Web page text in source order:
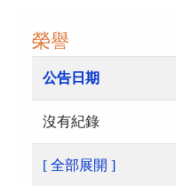
榮譽
公告日期
沒有紀錄
[ 全部展開 ]